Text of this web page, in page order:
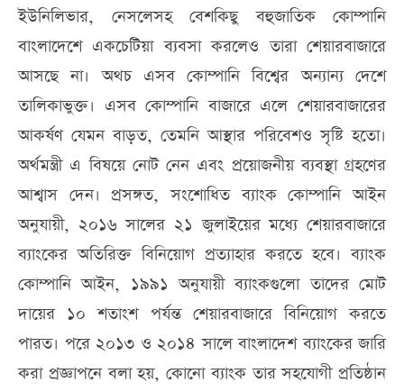
ইউনিলিভার, নেসলেসহ বেশকিছু বহুজাতিক কোম্পানি
বাংলাদেশে একচেটিয়া ব্যবসা করলেও তারা শেয়ারবাজারে
আসছে না। অথচ এসব কোম্পানি বিশ্বের অন্যান্য দেশে
তালিকাভুক্ত। এসব কোম্পানি বাজারে এলে শেয়ারবাজারের
আকর্ষণ যেমন বাড়ত, তেমনি আস্থার পরিবেশও সৃষ্টি হতো।
অর্থমন্ত্রী এ বিষয়ে নোট নেন এবং প্রয়োজনীয় ব্যবস্থা গ্রহণের
আশ্বাস দেন। প্রসঙ্গত, সংশোধিত ব্যাংক কোম্পানি আইন
অনুযায়ী, ২০১৬ সালের ২১ জুলাইয়ের মধ্যে শেয়ারবাজারে
ব্যাংকের অতিরিক্ত বিনিয়োগ প্রত্যাহার করতে হবে। ব্যাংক
কোম্পানি আইন, ১৯৯১ অনুযায়ী ব্যাংকগুলো তাদের মোট
দায়ের ১০ শতাংশ পর্যন্ত শেয়ারবাজারে বিনিয়োগ করতে
পারত। পরে ২০১৩ ও ২০১৪ সালে বাংলাদেশ ব্যাংকের জারি
করা প্রজ্ঞাপনে বলা হয়, কোনো ব্যাংক তার সহযোগী প্রতিষ্ঠান